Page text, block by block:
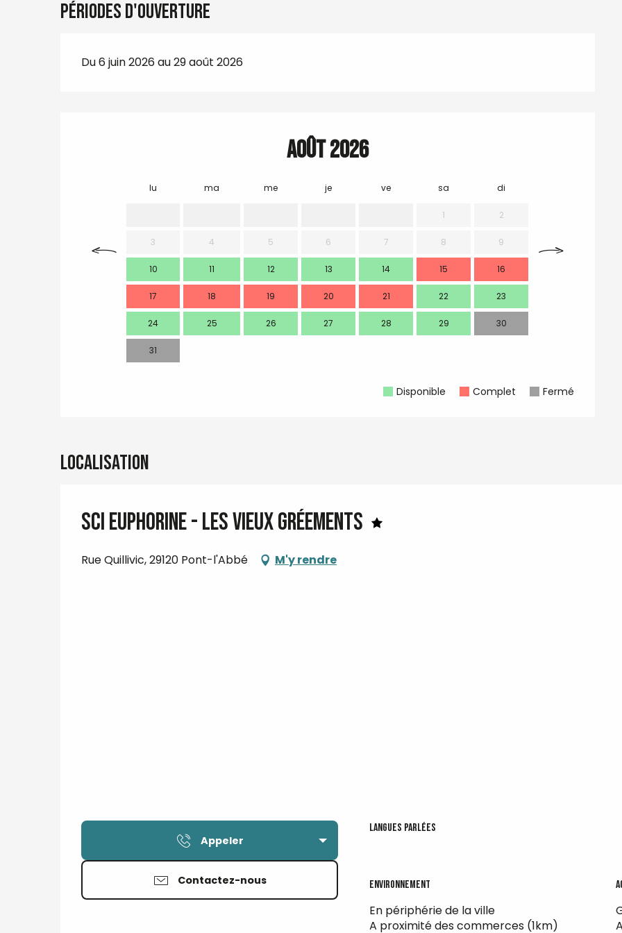
Périodes d'ouverture
Du 6 juin 2026 au 29 août 2026
Août 2026
lu ma me je ve sa di
1 2
3 4 5 6 7 8 9
10 11 12 13 14 15 16
17 18 19 20 21 22 23
24 25 26 27 28 29 30
31
Disponible Complet Fermé
Localisation
SCI EUPHORINE - Les Vieux Gréements
Rue Quillivic, 29120 Pont-l'Abbé M'y rendre
Appeler
Contactez-nous
Langues parlées
Langues parlées
Environnement
Environnement
En périphérie de la ville
A proximité des commerces (1km)